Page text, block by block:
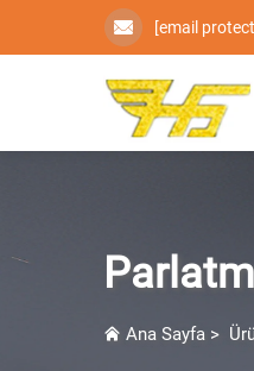
[email
Ana Sayfa >